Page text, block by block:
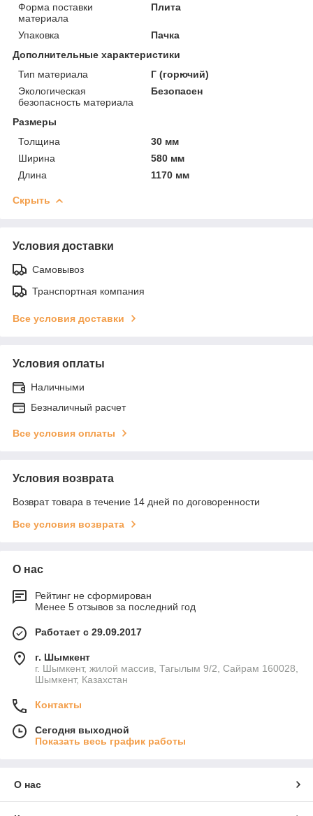
Форма поставки
материала
Плита
Упаковка
Пачка
Дополнительные характеристики
Тип материала
Г (горючий)
Экологическая
безопасность материала
Безопасен
Размеры
Толщина
30 мм
Ширина
580 мм
Длина
1170 мм
Скрыть
Условия доставки
Самовывоз
Транспортная компания
Все условия доставки
Условия оплаты
Наличными
Безналичный расчет
Все условия оплаты
Условия возврата
Возврат товара в течение 14 дней по договоренности
Все условия возврата
О нас
Рейтинг не сформирован
Менее 5 отзывов за последний год
Работает с 29.09.2017
г. Шымкент
г. Шымкент, жилой массив, Тагылым 9/2, Сайрам 160028,
Шымкент, Казахстан
Контакты
Сегодня выходной
Показать весь график работы
О нас